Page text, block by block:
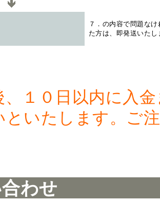
７．の内容で問題な
た方は、即発送いたし
、１０日以内に入
といたします。ご
わせ